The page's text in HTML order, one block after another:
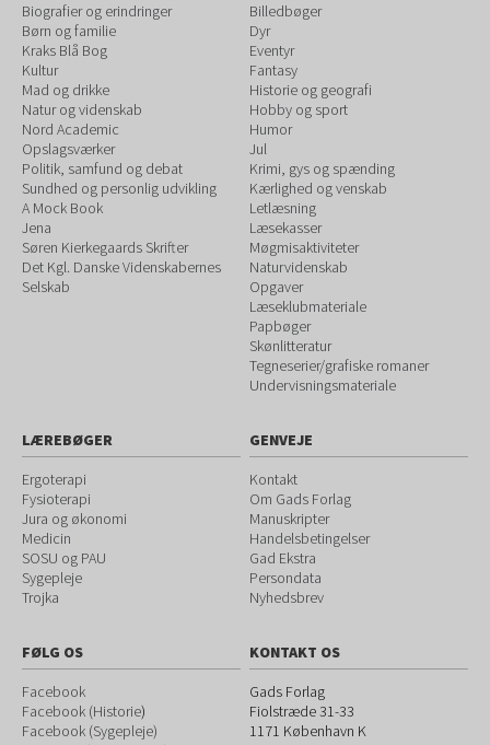
Biografier og erindringer
Børn og familie
Kraks Blå Bog
Kultur
Mad og drikke
Natur og videnskab
Nord Academic
Opslagsværker
Politik, samfund og debat
Sundhed og personlig udvikling
A Mock Book
Jena
Søren Kierkegaards Skrifter
Det Kgl. Danske Videnskabernes
Selskab
Billedbøger
Dyr
Eventyr
Fantasy
Historie og geografi
Hobby og sport
Humor
Jul
Krimi, gys og spænding
Kærlighed og venskab
Letlæsning
Læsekasser
Møgmisaktiviteter
Naturvidenskab
Opgaver
Læseklubmateriale
Papbøger
Skønlitteratur
Tegneserier/grafiske romaner
Undervisningsmateriale
LÆREBØGER
Ergoterapi
Fysioterapi
Jura og økonomi
Medicin
SOSU og PAU
Sygepleje
Trojka
GENVEJE
Kontakt
Om Gads Forlag
Manuskripter
Handelsbetingelser
Gad Ekstra
Persondata
Nyhedsbrev
FØLG OS
Facebook
Facebook (Historie)
Facebook (Sygepleje)
KONTAKT OS
Gads Forlag
Fiolstræde 31-33
1171 København K